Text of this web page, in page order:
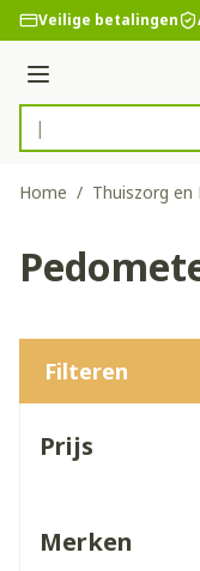
Ga naar de inhoud
Veilige betalingen
Menu
Product, merk,
Home / Thuiszorg en
Filteren
Prijs
Merken